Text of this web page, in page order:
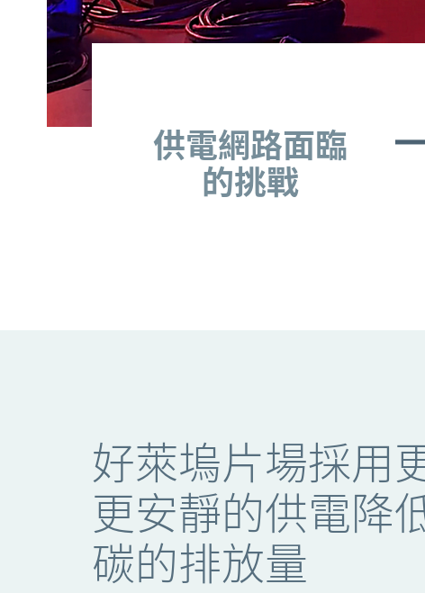
供電網路面臨
的挑戰
好萊塢片場採用更清潔、更安靜
好萊塢片場採用
更安靜的供電降
碳的排放量